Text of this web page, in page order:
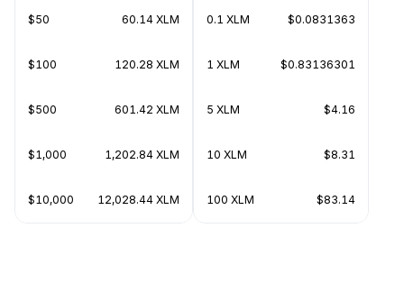
$50 60.14 XLM
$100 120.28 XLM
$500 601.42 XLM
$1,000 1,202.84 XLM
$10,000 12,028.44 XLM
0.1 XLM $0.0831363
1 XLM $0.83136301
5 XLM $4.16
10 XLM $8.31
100 XLM $83.14